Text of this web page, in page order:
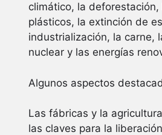
climático, la deforestación,
plásticos, la extinción de
industrialización, la carne,
nuclear y las energías
Algunos aspectos
Las fábricas y la
las claves para la